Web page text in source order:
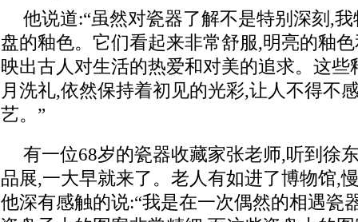
他说道:“虽然对瓷器了解不是特别深刻,
盘的釉色。它们看起来非常舒服,明亮的釉
映出古人对生活的热爱和对美的追求。这些
月洗礼,依然保持着初见的光彩,让人不得不
艺。”
有一位68岁的瓷器收藏家张老师,听到徐
品展,一大早就来了。老人有如进了博物馆,
他深有感触的说:“我是在一次偶然的相遇瓷